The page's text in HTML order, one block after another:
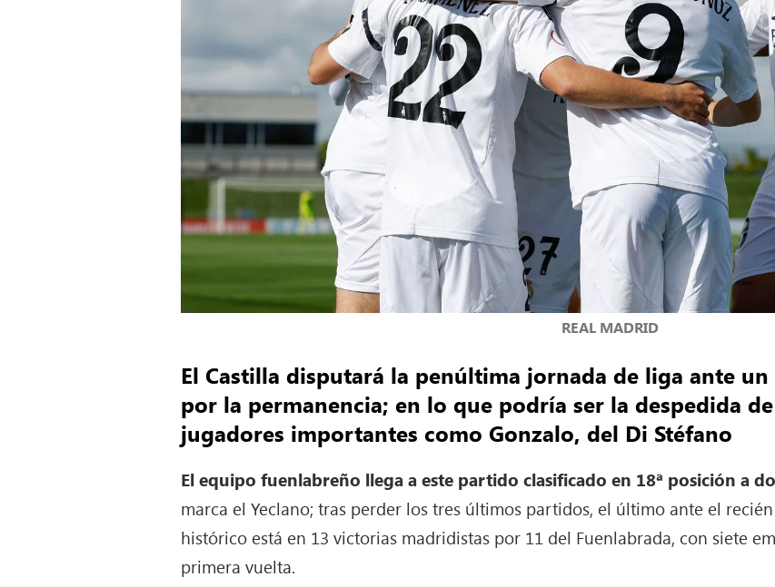
REAL MADRID
El Castilla disputará la penúltima jornada de liga ante
por la permanencia; en lo que podría ser la despedida
jugadores importantes como Gonzalo, del Di Stéfano
El equipo fuenlabreño llega a este partido clasificado en 18ª posición a
marca el Yeclano; tras perder los tres últimos partidos, el último ante el
histórico está en 13 victorias madridistas por 11 del Fuenlabrada, con siete
primera vuelta.